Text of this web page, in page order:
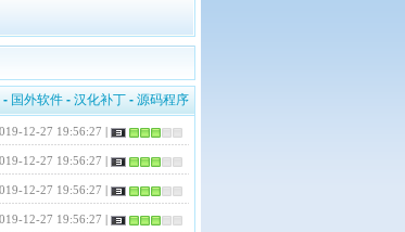
- 国外软件 - 汉化补丁 - 源码程序
12-27 19:56:27 |
12-27 19:56:27 |
12-27 19:56:27 |
12-27 19:56:27 |